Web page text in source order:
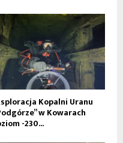
Kopalni Uranu
w Kowarach
-230...